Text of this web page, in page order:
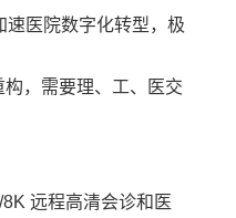
医院数字化转型，极
，需要理、工、医交
远程高清会诊和医